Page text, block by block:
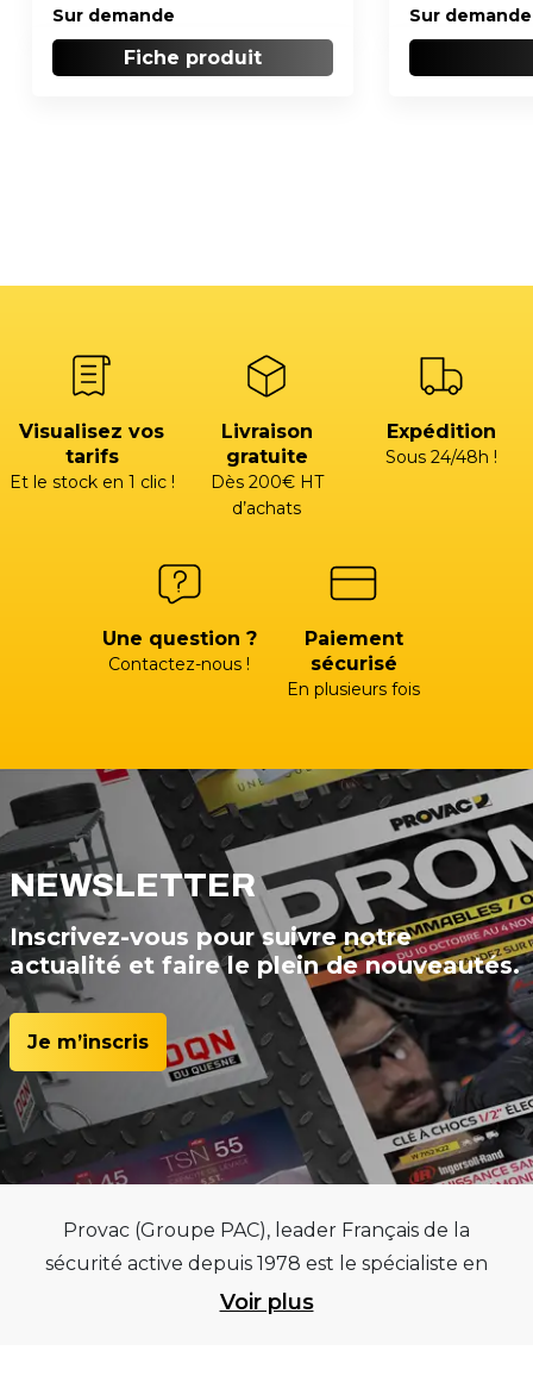
Sur demande
Fiche produit
Sur demande
Visualisez vos
tarifs
Et le stock en 1 clic !
Livraison
gratuite
Dès 200€ HT
d’achats
Expédition
Sous 24/48h !
Une question ?
Contactez-nous !
Paiement
sécurisé
En plusieurs fois
NEWSLETTER
Inscrivez-vous pour suivre notre
actualité et faire le plein de nouveautés.
Je m’inscris
Provac (Groupe PAC), leader Français de la
sécurité active depuis 1978 est le spécialiste en
équipements pour garages et centres
Voir plus